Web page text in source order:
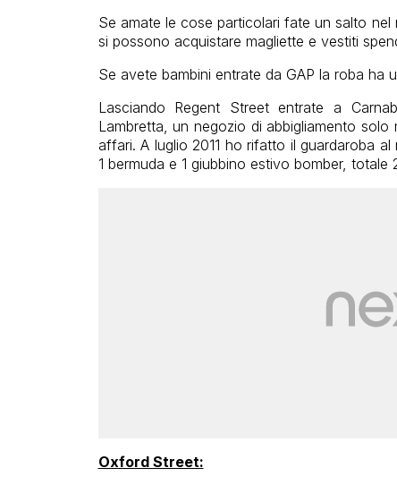
Se amate le cose particolari fate un salto
si possono acquistare magliette e vestiti
Se avete bambini entrate da GAP la roba ha
Lasciando Regent Street entrate a
Lambretta, un negozio di abbigliamento
affari. A luglio 2011 ho rifatto il guardaroba
1 bermuda e 1 giubbino estivo bomber,
Oxford Street: